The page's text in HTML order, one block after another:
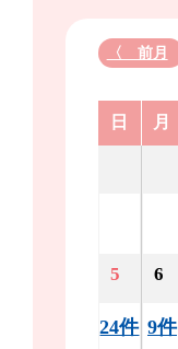
〈 前月
日 月
5
24件
6
9件